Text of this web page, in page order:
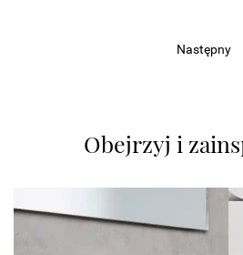
Następny
Obejrzyj i